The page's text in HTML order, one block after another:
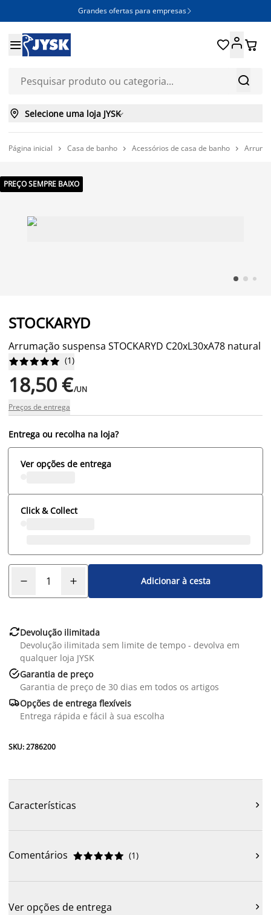
Grandes ofertas para empresas 


 
 Selecione uma loja JYSK
Página inicial  Casa de banho  Acessórios de casa de banho 
PREÇO SEMPRE BAIXO
STOCKARYD
Arrumação suspensa STOCKARYD C20xL30xA78 natural





 (1)
18,50 €/UN
Preços de entrega
Entrega ou recolha na loja?
Ver opções de entrega
Click & Collect
Adicionar à cesta
Devolução ilimitada
Devolução ilimitada sem limite de tempo - devolva em
qualquer loja JYSK
Garantia de preço
Garantia de preço de 30 dias em todos os artigos
Opções de entrega flexíveis
Entrega rápida e fácil à sua escolha
SKU: 2786200
Características 
Comentários 




 (1) 
Ver opções de entrega 